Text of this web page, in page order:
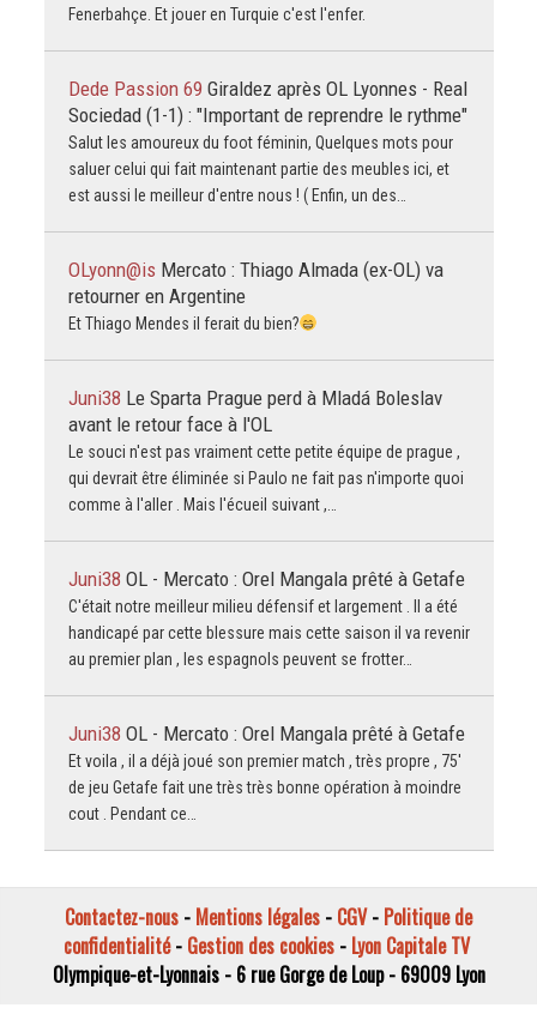
Fenerbahçe. Et jouer en Turquie c'est l'enfer.
Dede Passion 69 Giraldez après OL Lyonnes - Real
Sociedad (1-1) : "Important de reprendre le rythme"
Salut les amoureux du foot féminin, Quelques mots pour
saluer celui qui fait maintenant partie des meubles ici, et
est aussi le meilleur d'entre nous ! ( Enfin, un des…
OLyonn@is Mercato : Thiago Almada (ex-OL) va
retourner en Argentine
Et Thiago Mendes il ferait du bien?
Juni38 Le Sparta Prague perd à Mladá Boleslav
avant le retour face à l'OL
Le souci n'est pas vraiment cette petite équipe de prague ,
qui devrait être éliminée si Paulo ne fait pas n'importe quoi
comme à l'aller . Mais l'écueil suivant ,…
Juni38 OL - Mercato : Orel Mangala prêté à Getafe
C'était notre meilleur milieu défensif et largement . Il a été
handicapé par cette blessure mais cette saison il va revenir
au premier plan , les espagnols peuvent se frotter…
Juni38 OL - Mercato : Orel Mangala prêté à Getafe
Et voila , il a déjà joué son premier match , très propre , 75'
de jeu Getafe fait une très très bonne opération à moindre
cout . Pendant ce…
Contactez-nous - Mentions légales - CGV- Politique de
confidentialité- Gestion des cookies- Lyon Capitale TV
Olympique-et-Lyonnais - 6 rue Gorge de Loup - 69009 Lyon